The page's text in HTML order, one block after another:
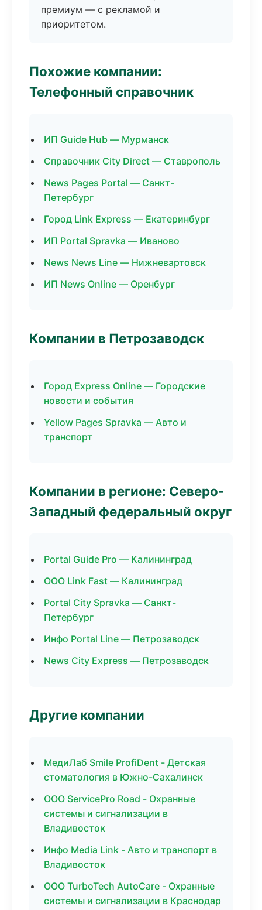
премиум — с рекламой и
приоритетом.
Похожие компании:
Телефонный справочник
ИП Guide Hub — Мурманск
Справочник City Direct — Ставрополь
News Pages Portal — Санкт-
Петербург
Город Link Express — Екатеринбург
ИП Portal Spravka — Иваново
News News Line — Нижневартовск
ИП News Online — Оренбург
Компании в Петрозаводск
Город Express Online — Городские
новости и события
Yellow Pages Spravka — Авто и
транспорт
Компании в регионе: Северо-
Западный федеральный округ
Portal Guide Pro — Калининград
ООО Link Fast — Калининград
Portal City Spravka — Санкт-
Петербург
Инфо Portal Line — Петрозаводск
News City Express — Петрозаводск
Другие компании
МедиЛаб Smile ProfiDent - Детская
стоматология в Южно-Сахалинск
ООО ServicePro Road - Охранные
системы и сигнализации в
Владивосток
Инфо Media Link - Авто и транспорт в
Владивосток
ООО TurboTech AutoCare - Охранные
системы и сигнализации в Краснодар